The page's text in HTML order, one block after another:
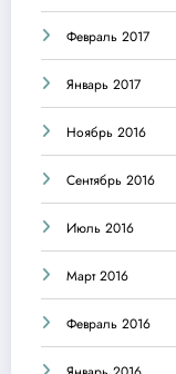
Февраль 2017
Январь 2017
Ноябрь 2016
Сентябрь 2016
Июль 2016
Март 2016
Февраль 2016